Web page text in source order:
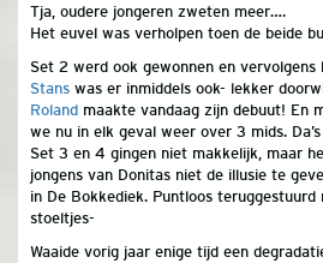
Tja, oudere jongeren zweten meer….
Het euvel was verholpen toen de beide
Set 2 werd ook gewonnen en vervolgens
Stans was er inmiddels ook- lekker
Roland maakte vandaag zijn debuut! En
we nu in elk geval weer over 3 mids.
Set 3 en 4 gingen niet makkelijk, maar
jongens van Donitas niet de illusie te
in De Bokkediek. Puntloos
stoeltjes-
Waaide vorig jaar enige tijd een